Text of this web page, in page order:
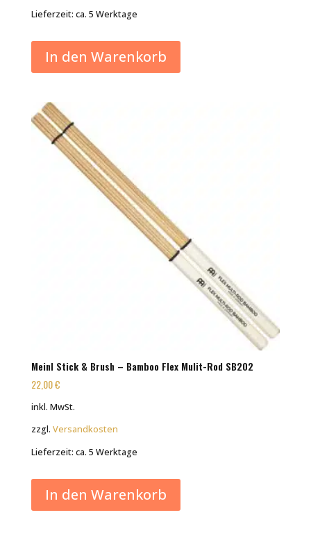
Lieferzeit: ca. 5 Werktage
In den Warenkorb
Meinl Stick & Brush – Bamboo Flex Mulit-Rod SB202
22,00€
inkl. MwSt.
zzgl. Versandkosten
Lieferzeit: ca. 5 Werktage
In den Warenkorb